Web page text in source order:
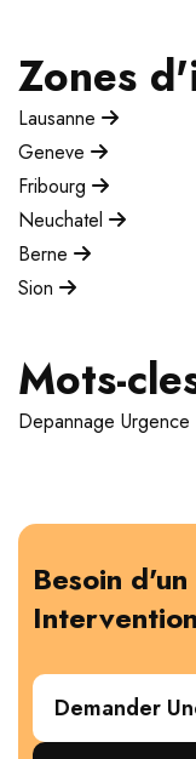
Zones
Lausanne
Geneve
Fribourg
Neuchatel
Berne
Sion
Mots-
Depannage Urgence
Besoin
Demander